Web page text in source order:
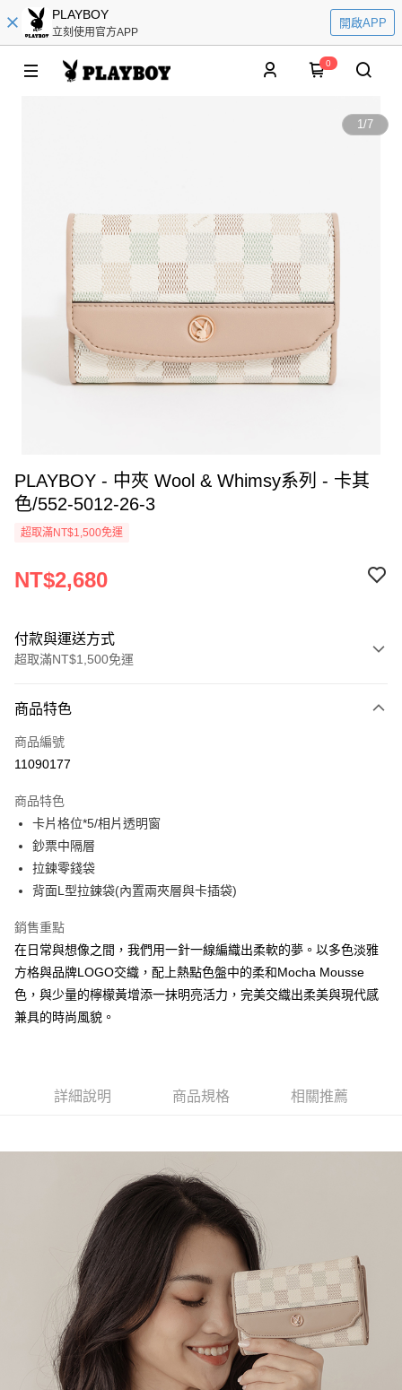
PLAYBOY
立刻使用官方APP
開啟APP
0
1/7
PLAYBOY - 中夾 Wool & Whimsy系列 - 卡其
色/552-5012-26-3
超取滿NT$1,500免運
NT$2,680
付款與運送方式
超取滿NT$1,500免運
信用卡一次付款
超商取貨付款
Apple Pay
街口支付
悠遊付
大哥付你分期
相關說明
1.本服務由台灣大哥大提供，台灣大哥大用戶可立即使用無須另外申請。
2.付款方式選擇「大哥付你分期」，訂單成立後會自動跳轉到大哥付的交易
流程，驗證手機門號後，選擇欲分期的期數、繳款截止日，確認付款後即完
成交易。
法說明評估內容。
【繳款方式說明】
2.透過簡訊連結打開帳單後，可選擇「超商條碼／台灣大直營門市／銀行轉
帳／街口支付／iPASS MONEY」等通路繳費。
1.本服務係由「台灣大哥大股份有限公司」（以下簡稱本公司）所提供，讓
用戶於交易時，得透過本服務購買商品或服務，並由商店將買賣／分期付款
買賣價金債權讓與本公司後，依約使用本公司帳單繳交帳款。
2.基於同意付款使用「大哥付你分期」之契約關係目的，商店將以您的個人
資料（包含姓名、電話或地址）提供予台灣大哥大進項蒐集、處理及利用，
由本公司與您本人進行分期帳單所需資料之確認、核對及更正。
3.完整用戶服務條款，請詳閱以下連結：
https://oppay.tw/userRule
AFTEE先享後付
相關說明
【關於「AFTEE先享後付」】
３．安心：先確認商品／服務後，再付款。
２．訂單成立數日內，您將收到繳費通知簡訊。
３．收到繳費通知簡訊後14天內，點擊此簡訊中的連結，可透過四大超商／
ATM／網路銀行／等多元方式進行付款，方視為交易完成。
※ 請注意：結帳手續完成當下不需立刻繳費，但若您需要取消訂單，請聯絡
購買商品的店家。未經商家同意取消之訂單仍視為有效，需透過AFTEE先享
後付繳納相關費用。
※ 交易是否成功請以「AFTEE先享後付 」之結帳頁面顯示為準，若有關於
是否繳費成功／繳費後需取消欲退款等相關疑問，請聯繫「AFTEE先享後付
客戶支援中心」https://netprotections.freshdesk.com/support/home
【注意事項】
１．透過由恩沛科技股份有限公司提供之「AFTEE先享後付」服務完成之交
易，需依本服務之必要範圍內提供個人資料，並將交易相關給付款項請求債
權轉讓予恩沛科技股份有限公司。
全家取貨付款
每筆NT$60，滿NT$1,500(含以上)免運費
萊爾富取貨付款
每筆NT$120
付款後萊爾富取貨
每筆NT$122
7-11取貨付款
每筆NT$60，滿NT$2,000(含以上)免運費
商品特色
商品編號
11090177
商品特色
卡片格位*5/相片透明窗
鈔票中隔層
拉鍊零錢袋
背面L型拉鍊袋(內置兩夾層與卡插袋)
銷售重點
在日常與想像之間，我們用一針一線編織出柔軟的夢。以多色淡雅
方格與品牌LOGO交織，配上熱點色盤中的柔和Mocha Mousse
色，與少量的檸檬黃增添一抹明亮活力，完美交織出柔美與現代感
兼具的時尚風貌。
詳細說明 商品規格 相關推薦